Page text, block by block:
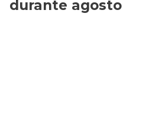
durante agosto